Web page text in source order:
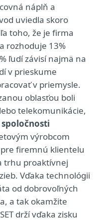
náplň a
uviedla skoro
toho, že je firma
rozhoduje 13%
ľudí závisí najmä na
v prieskume
v priemysle.
oblasťou boli
telekomunikácie,
spoločnosti
výrobcom
firemnú klientelu
trhu proaktívnej
Vďaka technológii
od dobrovoľných
a tak okamžite
drží vďaka zisku